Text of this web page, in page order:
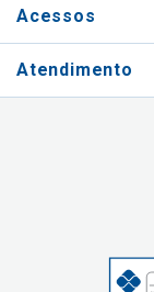
Acessos
Atendimento